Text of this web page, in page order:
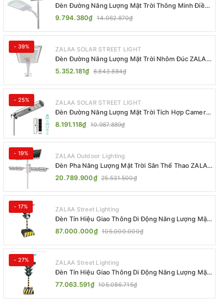
Đèn Đường Năng Lượng Mặt Trời Thông Minh Điều
Khiển MPPT ZL-GMX01 ZALAA
9.794.380₫ 14.062.870₫
- 39% ZALAA SOLAR STREET LIGHT
Đèn Đường Năng Lượng Mặt Trời Nhôm Đúc ZALAA
ZL-BWH Cao Cấp IP65
5.352.181₫ 8.843.884₫
- 25% ZALAA SOLAR STREET LIGHT
Đèn Đường Năng Lượng Mặt Trời Tích Hợp Camera
ZALAA ZL-BJ04-CCTV (80W, IP65)
8.191.118₫ 10.987.889₫
- 19% ZALAA Outdoor Lighting
Đèn Pha Năng Lượng Mặt Trời Sân Thể Thao ZALAA
Jsc Chống Nước IP65 Cao Cấp
20.789.900₫ 25.531.500₫
- 17% ZALAA Street Lighting
Đèn Tín Hiệu Giao Thông Di Động Năng Lượng Mặt
Trời ZALAA ZL-300A-D
87.000.000₫ 105.000.000₫
- 27% ZALAA Street Lighting
Đèn Tín Hiệu Giao Thông Di Động Năng Lượng Mặt
Trời ZALAA ZL-409300C
77.063.591₫ 105.086.715₫